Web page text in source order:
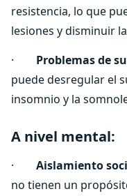
resistencia, lo que
lesiones y disminuir
· Problemas de
puede desregular el
insomnio y la
A nivel mental:
· Aislamiento
no tienen un